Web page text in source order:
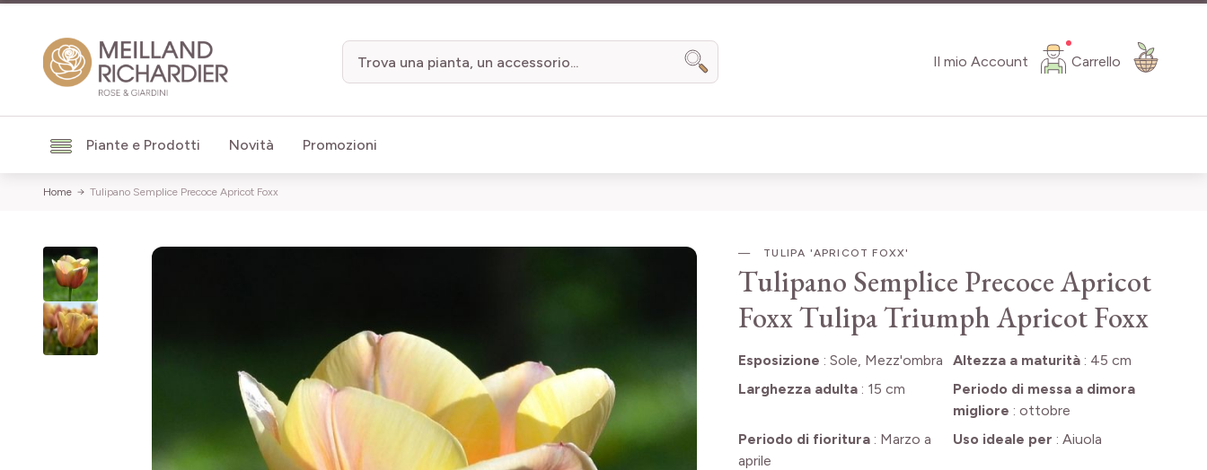
Il mio Account Carrello
Piante e Prodotti Novità Promozioni
Search
Home Tulipano Semplice Precoce Apricot Foxx
TULIPA 'APRICOT FOXX'
Tulipano Semplice Precoce Apricot
FoxxTulipa Triumph Apricot Foxx
Esposizione : Sole, Mezz'ombra Altezza a maturità: 45 cm
Larghezza adulta: 15 cm
Periodo di messa a dimora
migliore : ottobre
Periodo di fioritura: Marzo a
aprile
Uso ideale per : Aiuola